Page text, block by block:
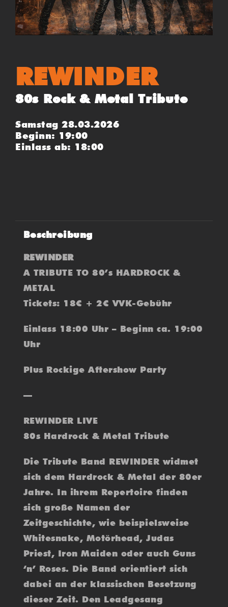
REWINDER
80s Rock & Metal Tribute
Samstag 28.03.2026
Beginn: 19:00
Einlass ab: 18:00
Beschreibung
REWINDER
A TRIBUTE TO 80’s HARDROCK &
METAL
Tickets: 18€ + 2€ VVK-Gebühr
Einlass 18:00 Uhr – Beginn ca. 19:00
Uhr
Plus Rockige Aftershow Party
—
REWINDER LIVE
80s Hardrock & Metal Tribute
Die Tribute Band REWINDER widmet
sich dem Hardrock & Metal der 80er
Jahre. In ihrem Repertoire finden
sich große Namen der
Zeitgeschichte, wie beispielsweise
Whitesnake, Motörhead, Judas
Priest, Iron Maiden oder auch Guns
‘n’ Roses. Die Band orientiert sich
dabei an der klassischen Besetzung
dieser Zeit. Den Leadgesang